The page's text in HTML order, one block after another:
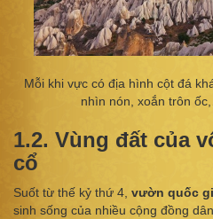
Mỗi khi vực có địa hình cột đá
nhìn nón, xoắn trôn
1.2. Vùng đất của
cổ
Suốt từ thế kỷ thứ 4, vườn quốc
sinh sống của nhiều cộng đồng